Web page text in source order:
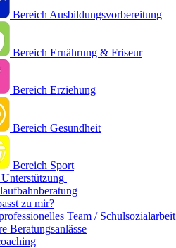
Bereich Ausbildungsvorbereitung
Bereich Ernährung & Friseur
Bereich Erziehung
Bereich Gesundheit
Bereich Sport
zu mir?
Team / Schulsozialarbeit
Beratungsanlässe